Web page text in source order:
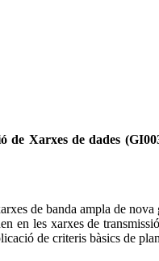
de Xarxes de dades
de banda ampla de
en les xarxes de
de criteris bàsics de